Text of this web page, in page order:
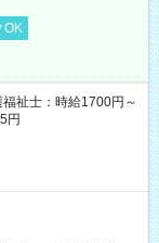
OK
祉士：時給1700円～
円